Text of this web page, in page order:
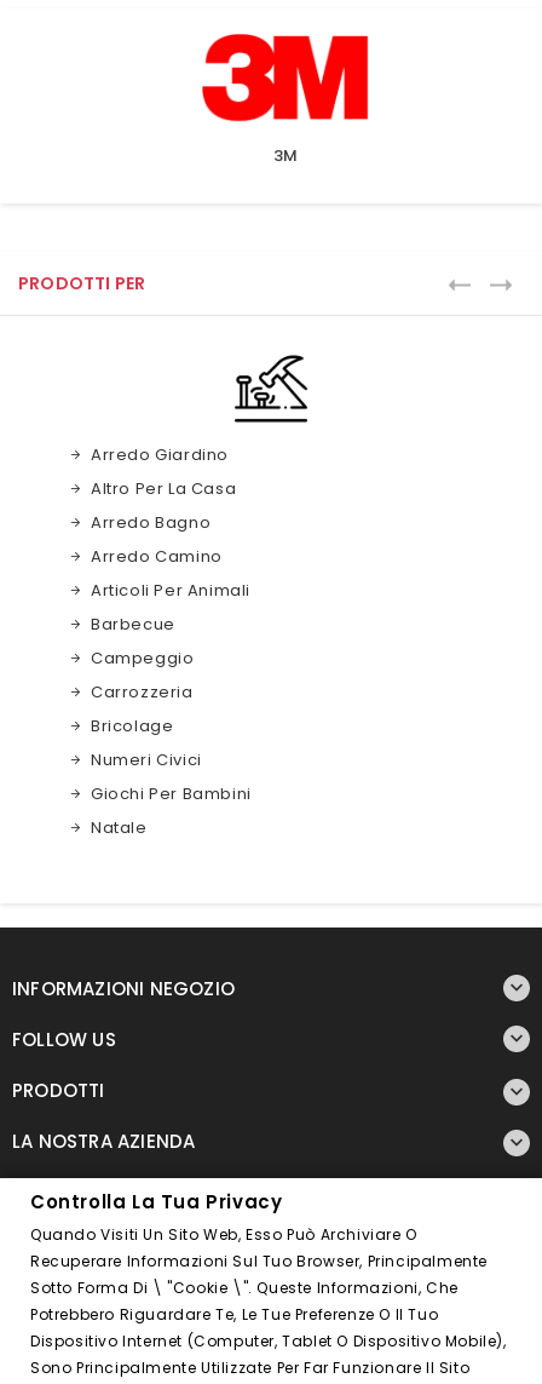
3M
PRODOTTI PER
Arredo Giardino
Altro Per La Casa
Arredo Bagno
Arredo Camino
Articoli Per Animali
Barbecue
Campeggio
Carrozzeria
Bricolage
Numeri Civici
Giochi Per Bambini
Natale
INFORMAZIONI NEGOZIO 
FOLLOW US 
PRODOTTI 
LA NOSTRA AZIENDA 
OUR APP
Controlla La Tua Privacy
© 2026 - Ecommerce Software By Expiria.it™
Controlla La Tua Privacy
Quando Visiti Un Sito Web, Esso Può Archiviare O
Recuperare Informazioni Sul Tuo Browser, Principalmente
Sotto Forma Di \ "cookie \". Queste Informazioni, Che
Potrebbero Riguardare Te, Le Tue Preferenze O Il Tuo
Dispositivo Internet (computer, Tablet O Dispositivo Mobile),
Sono Principalmente Utilizzate Per Far Funzionare Il Sito